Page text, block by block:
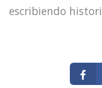
escribiendo